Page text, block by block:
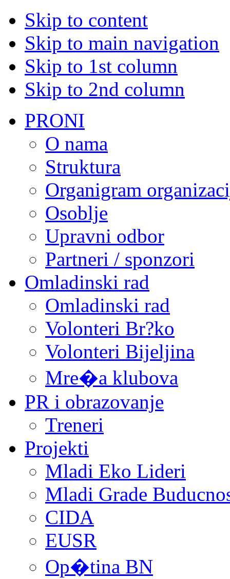
Skip to content
Skip to main navigation
Skip to 1st column
Skip to 2nd column
PRONI
O nama
Struktura
Organigram
Osoblje
Upravni odbor
Partneri / sponzori
Omladinski rad
Omladinski rad
Volonteri Br?ko
Volonteri Bijeljina
Mre�a klubova
PR i obrazovanje
Treneri
Projekti
Mladi Eko Lideri
Mladi Grade
CIDA
EUSR
Op�tina BN